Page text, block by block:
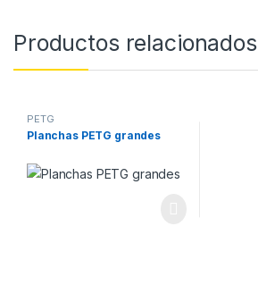
Productos relacionados
PETG
Planchas PETG grandes